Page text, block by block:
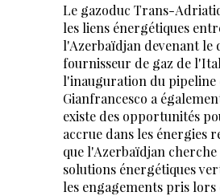
Le gazoduc Trans-
les liens énergétiques
l'Azerbaïdjan devenant le
fournisseur de gaz de
l'inauguration du pipeline
Gianfrancesco a
existe des opportunités
accrue dans les énergies
que l'Azerbaïdjan
solutions énergétiques
les engagements pris lors